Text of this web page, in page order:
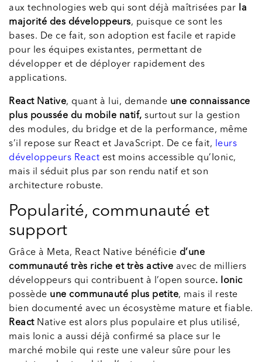
aux technologies web qui sont déjà maîtrisées par la
majorité des développeurs, puisque ce sont les
bases. De ce fait, son adoption est facile et rapide
pour les équipes existantes, permettant de
développer et de déployer rapidement des
applications.
React Native, quant à lui, demande une connaissance
plus poussée du mobile natif, surtout sur la gestion
des modules, du bridge et de la performance, même
s’il repose sur React et JavaScript. De ce fait, leurs
développeurs React est moins accessible qu’Ionic,
mais il séduit plus par son rendu natif et son
architecture robuste.
Popularité, communauté et
support
Grâce à Meta, React Native bénéficie d’une
communauté très riche et très active avec de milliers
développeurs qui contribuent à l’open source. Ionic
possède une communauté plus petite, mais il reste
bien documenté avec un écosystème mature et fiable.
React Native est alors plus populaire et plus utilisé,
mais Ionic a aussi déjà confirmé sa place sur le
marché mobile qui reste une valeur sûre pour les